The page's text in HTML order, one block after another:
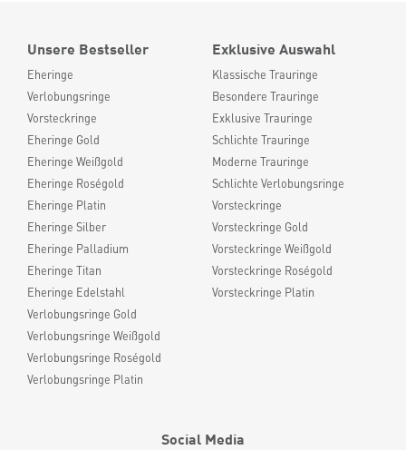
Unsere Bestseller
Eheringe
Verlobungsringe
Vorsteckringe
Eheringe Gold
Eheringe Weißgold
Eheringe Roségold
Eheringe Platin
Eheringe Silber
Eheringe Palladium
Eheringe Titan
Eheringe Edelstahl
Verlobungsringe Gold
Verlobungsringe Weißgold
Verlobungsringe Roségold
Verlobungsringe Platin
Exklusive Auswahl
Klassische Trauringe
Besondere Trauringe
Exklusive Trauringe
Schlichte Trauringe
Moderne Trauringe
Schlichte Verlobungsringe
Vorsteckringe
Vorsteckringe Gold
Vorsteckringe Weißgold
Vorsteckringe Roségold
Vorsteckringe Platin
Social Media